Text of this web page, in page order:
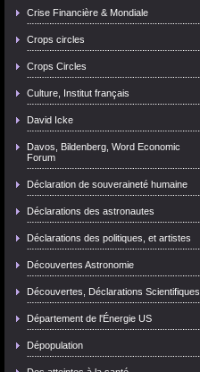
Crise Financière & Mondiale
Crops circles
Crops Circles
Culture, Institut français
David Icke
Davos, Bildenberg, Word Economic
Forum
Déclaration de souveraineté humaine
Déclarations des astronautes
Déclarations des politiques, et artistes
Découvertes Astronomie
Découvertes, Déclarations Scientifiques
Département de l'Énergie US
Dépopulation